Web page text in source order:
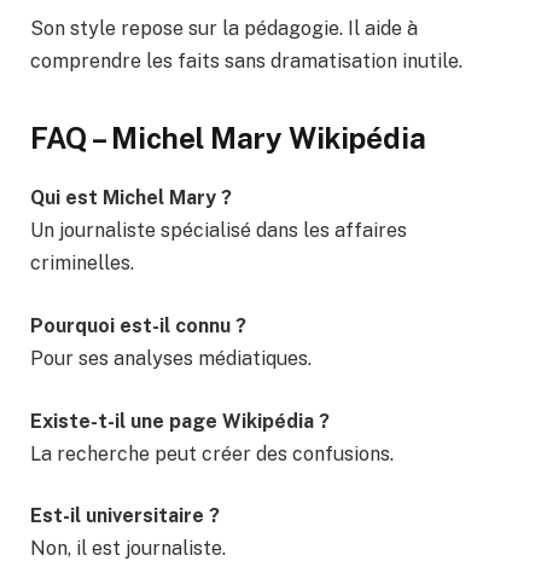
Son style repose sur la pédagogie. Il aide à
comprendre les faits sans dramatisation inutile.
FAQ – Michel Mary Wikipédia
Qui est Michel Mary ?
Un journaliste spécialisé dans les affaires
criminelles.
Pourquoi est-il connu ?
Pour ses analyses médiatiques.
Existe-t-il une page Wikipédia ?
La recherche peut créer des confusions.
Est-il universitaire ?
Non, il est journaliste.